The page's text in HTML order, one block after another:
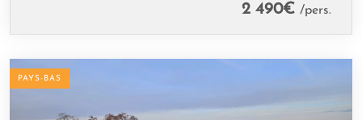
2 490€ /pers.
PAYS-BAS